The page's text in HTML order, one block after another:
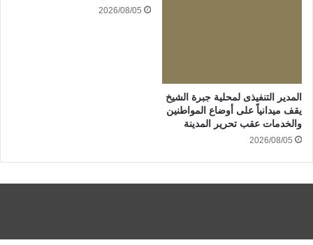
المدير التنفيذى لمحلية جبرة الشيخ
يقف ميدانياً على أوضاع المواطنين
والخدمات عقب تحرير المدينة
2026/08/05
2026/08/05